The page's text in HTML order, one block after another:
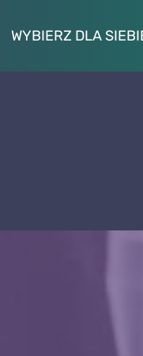
WYBIERZ DLA